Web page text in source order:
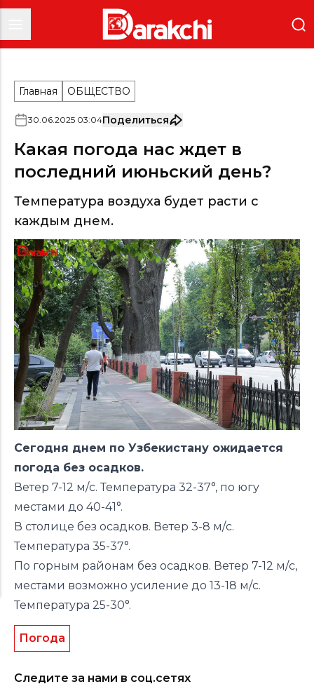
Главная ОБЩЕСТВО
30.06.2025 03:04Поделиться
Какая погода нас ждет в
последний июньский день?
Температура воздуха будет расти с
каждым днем.
Сегодня днем по Узбекистану ожидается
погода без осадков.
Ветер 7-12 м/с. Температура 32-37°, по югу
местами до 40-41°.
В столице без осадков. Ветер 3-8 м/с.
Температура 35-37°.
По горным районам без осадков. Ветер 7-12 м/с,
местами возможно усиление до 13-18 м/с.
Температура 25-30°.
Погода
Следите за нами в соц.сетях